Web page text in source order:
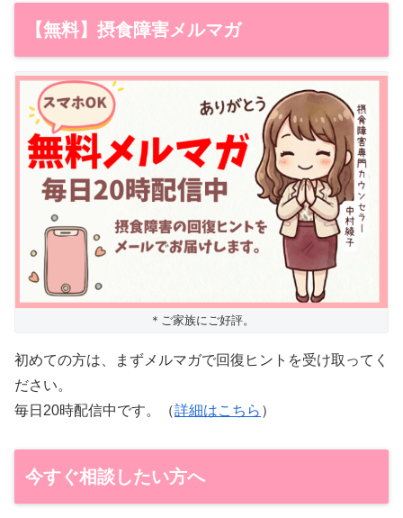
【無料】摂食障害メルマガ
＊ご家族にご好評。
初めての方は、まずメルマガで回復ヒントを受け取ってく
ださい。
毎日20時配信中です。（詳細はこちら ）
今すぐ相談したい方へ